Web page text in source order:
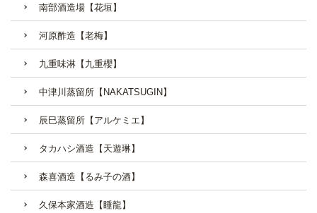
南部酒造場【花垣】
河原酢造【老梅】
九重味淋【九重櫻】
中津川蒸留所【NAKATSUGIN】
辰巳蒸留所【アルケミエ】
タカハシ酒造【天遊琳】
森喜酒造【るみ子の酒】
久保本家酒造【睡龍】